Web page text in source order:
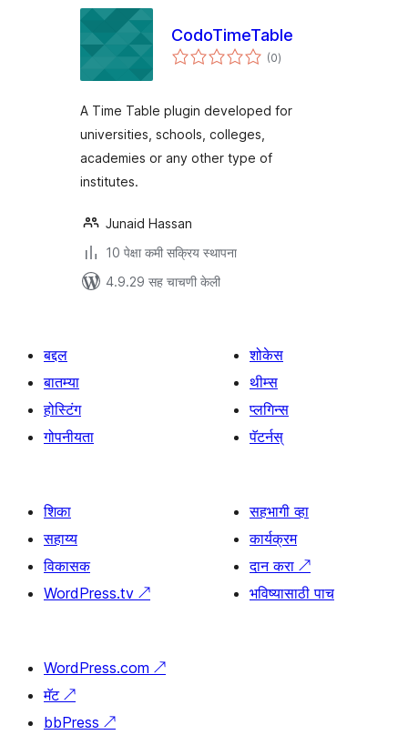
CodoTimeTable
(0एकूण
मूल्यांकन
)
A Time Table plugin developed for
universities, schools, colleges,
academies or any other type of
institutes.
Junaid Hassan
10 पेक्षा कमी सक्रिय स्थापना
4.9.29 सह चाचणी केली
बद्दल
बातम्या
होस्टिंग
गोपनीयता
शोकेस
थीम्स
प्लगिन्स
पॅटर्नस्
शिका
सहाय्य
विकासक
WordPress.tv ↗
सहभागी व्हा
कार्यक्रम
दान करा ↗
भविष्यासाठी पाच
WordPress.com ↗
मॅट ↗
bbPress ↗